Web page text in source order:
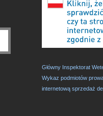
Główny Inspektorat
Wykaz podmiotów
internetową sprzedaż